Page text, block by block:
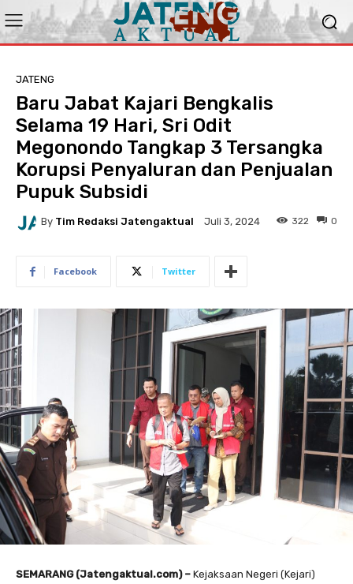
JATENG
Baru Jabat Kajari Bengkalis
Selama 19 Hari, Sri Odit
Megonondo Tangkap 3 Tersangka
Korupsi Penyaluran dan Penjualan
Pupuk Subsidi
By Tim Redaksi Jatengaktual Juli 3, 2024 0
322
Facebook Twitter
SEMARANG (Jatengaktual.com) – Kejaksaan Negeri (Kejari)